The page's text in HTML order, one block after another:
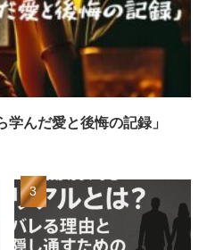
んだ愛と後悔の記録」